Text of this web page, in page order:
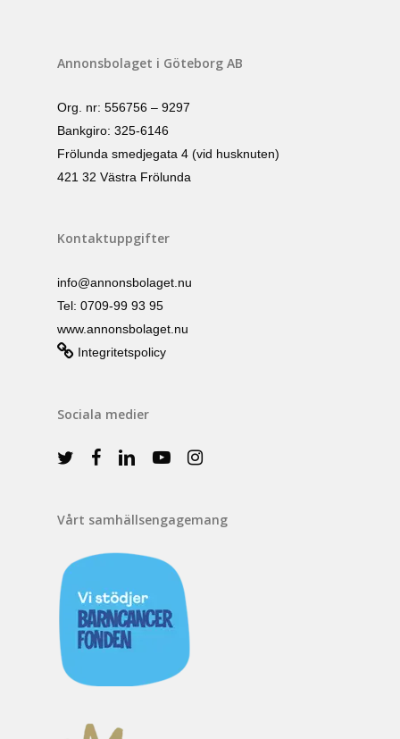
Annonsbolaget i Göteborg AB
Org. nr: 556756 – 9297
Bankgiro: 325-6146
Frölunda smedjegata 4 (vid husknuten)
421 32 Västra Frölunda
Kontaktuppgifter
info@annonsbolaget.nu
Tel: 0709-99 93 95
www.annonsbolaget.nu
Integritetspolicy
Sociala medier
Vårt samhällsengagemang